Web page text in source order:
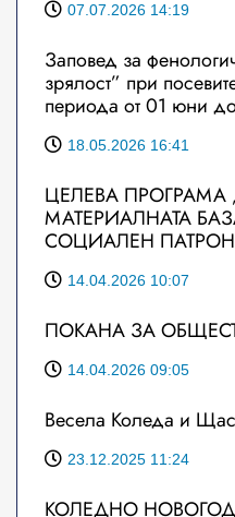
07.07.2026 14:19
Заповед за
зрялост” при
периода от 01 юни
18.05.2026 16:41
ЦЕЛЕВА
МАТЕРИАЛНАТА
СОЦИАЛЕН
14.04.2026 10:07
ПОКАНА ЗА
14.04.2026 09:05
Весела Коледа и
23.12.2025 11:24
КОЛЕДНО